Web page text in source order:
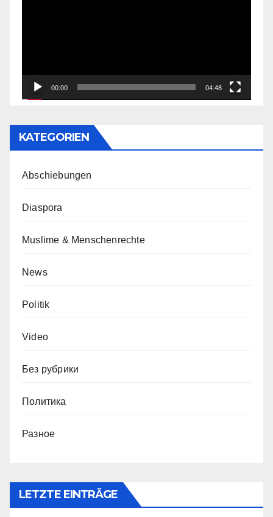
00:00 04:48
KATEGORIEN
Abschiebungen
Diaspora
Muslime & Menschenrechte
News
Politik
Video
Без рубрики
Политика
Разное
LETZTE EINTRÄGE